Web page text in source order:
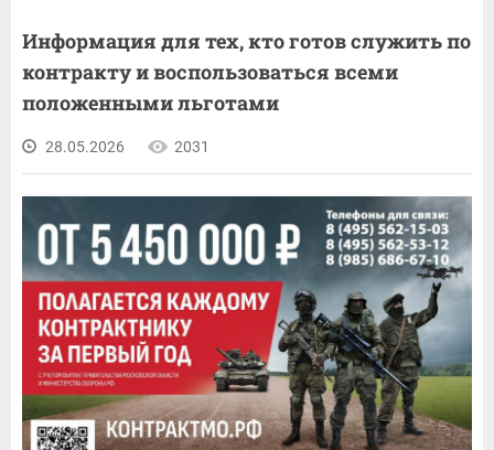
Информация для тех, кто готов служить по
контракту и воспользоваться всеми
положенными льготами
28.05.2026 2031